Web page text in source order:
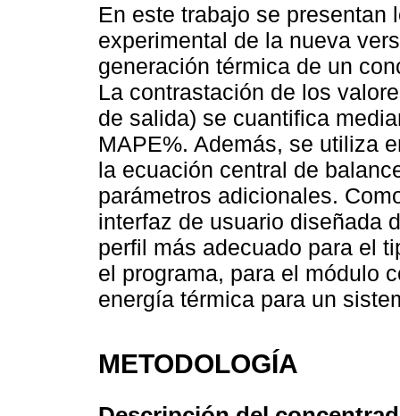
En este trabajo se presentan
experimental de la nueva
generación térmica de un
La contrastación de los
de salida) se cuantifica
MAPE%. Además, se utiliza
la ecuación central de
parámetros adicionales.
interfaz de usuario diseñada
perfil más adecuado para el
el programa, para el módulo
energía térmica para un
METODOLOGÍA